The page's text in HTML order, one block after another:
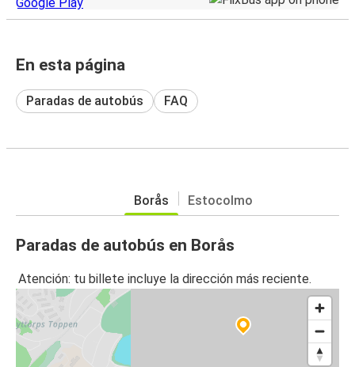
En esta página
Paradas de autobús FAQ
Borås Estocolmo
Paradas de autobús en Borås
Atención: tu billete incluye la dirección más reciente.